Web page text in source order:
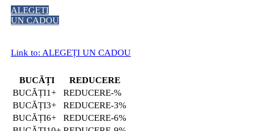
ALEGEȚI
UN CADOU
Link to: ALEGEȚI UN CADOU
BUCĂȚI
REDUCERE
1+
-%
3+
-3%
6+
-6%